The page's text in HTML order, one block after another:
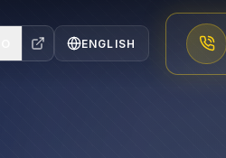
ENGLISH